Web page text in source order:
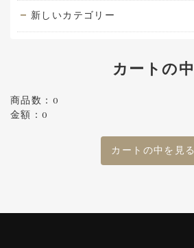
新しいカテゴリー
カートの中
商品数：0
金額：0
カートの中を見る